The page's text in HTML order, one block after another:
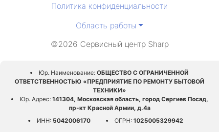
Политика конфиденциальности
Область работы
©2026 Сервисный центр Sharp
Юр. Наименование: ОБЩЕСТВО С ОГРАНИЧЕННОЙ
ОТВЕТСТВЕННОСТЬЮ «ПРЕДПРИЯТИЕ ПО РЕМОНТУ БЫТОВОЙ
ТЕХНИКИ»
Юр. Адрес:141304, Московская область, город Сергиев Посад,
пр-кт Красной Армии, д.4а
ИНН:5042006170 ОГРН:1025005329942